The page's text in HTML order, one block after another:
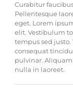
Curabitur
Pellentesque
eget. Lorem
elit. Vestibulum
tempus sed
consequat
pulvinar.
nulla in laoreet.